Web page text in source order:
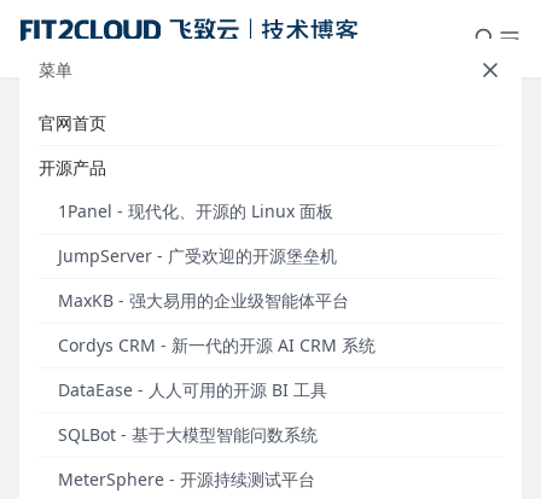
菜单
官网首页
开源产品
1Panel - 现代化、开源的 Linux 面板
JumpServer - 广受欢迎的开源堡垒机
MaxKB - 强大易用的企业级智能体平台
Cordys CRM - 新一代的开源 AI CRM 系统
DataEase - 人人可用的开源 BI 工具
SQLBot - 基于大模型智能问数系统
MeterSphere - 开源持续测试平台
DevOps ≠ Chef/Puppet
发布于 2014年02月17日
DevOps 是一个热词，但是毫无疑问，也是未来的趋
签，是人们讨论的焦点和学习的对象。2009 年时，人
人都在讨论如何像 Flickr 一样一天内完成十几次的部
署（注 2）。今天，人人都谈论如何像
Netflix/Pinterest 一样基于云基础设施构建大规模、